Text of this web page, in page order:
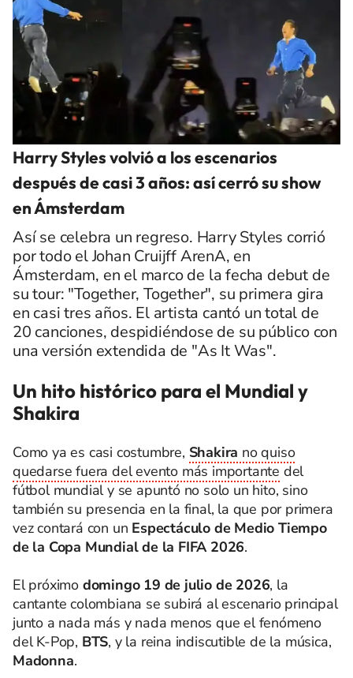
Harry Styles volvió a los escenarios
después de casi 3 años: así cerró su show
en Ámsterdam
Así se celebra un regreso. Harry Styles corrió
por todo el Johan Cruijff ArenA, en
Ámsterdam, en el marco de la fecha debut de
su tour: "Together, Together", su primera gira
en casi tres años. El artista cantó un total de
20 canciones, despidiéndose de su público con
una versión extendida de "As It Was".
Un hito histórico para el Mundial y
Shakira
Como ya es casi costumbre, Shakira no quiso
quedarse fuera del evento más importante del
fútbol mundial y se apuntó no solo un hito, sino
también su presencia en la final, la que por primera
vez contará con un Espectáculo de Medio Tiempo
de la Copa Mundial de la FIFA 2026.
El próximo domingo 19 de julio de 2026, la
cantante colombiana se subirá al escenario principal
junto a nada más y nada menos que el fenómeno
del K-Pop, BTS, y la reina indiscutible de la música,
Madonna.